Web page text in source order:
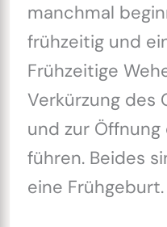
manchmal
frühzeitig und
Frühzeitige
Verkürzung des
und zur
führen. Beides
eine Frühgeburt.